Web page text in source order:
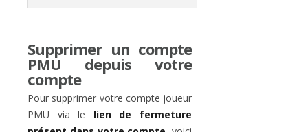
Supprimer un compte
PMU depuis votre
compte
Pour supprimer votre compte joueur
PMU via le lien de fermeture